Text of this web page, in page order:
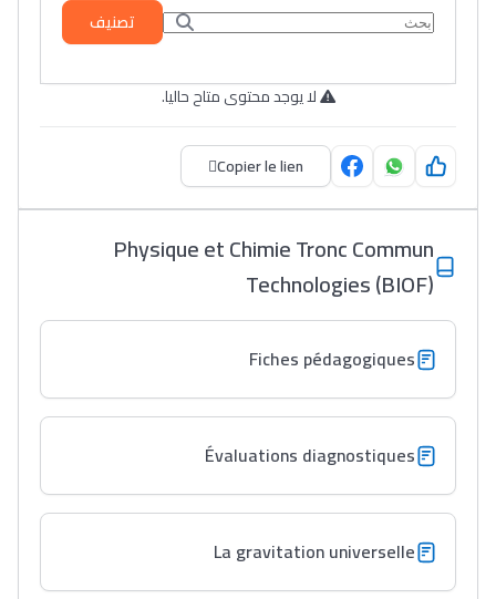
تصنيف
لا يوجد محتوى متاح حاليا.
Copier le lien
Physique et Chimie Tronc Commun
Technologies (BIOF)
Fiches pédagogiques
Évaluations diagnostiques
La gravitation universelle